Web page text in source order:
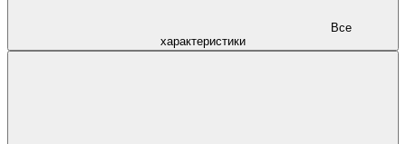
характеристики